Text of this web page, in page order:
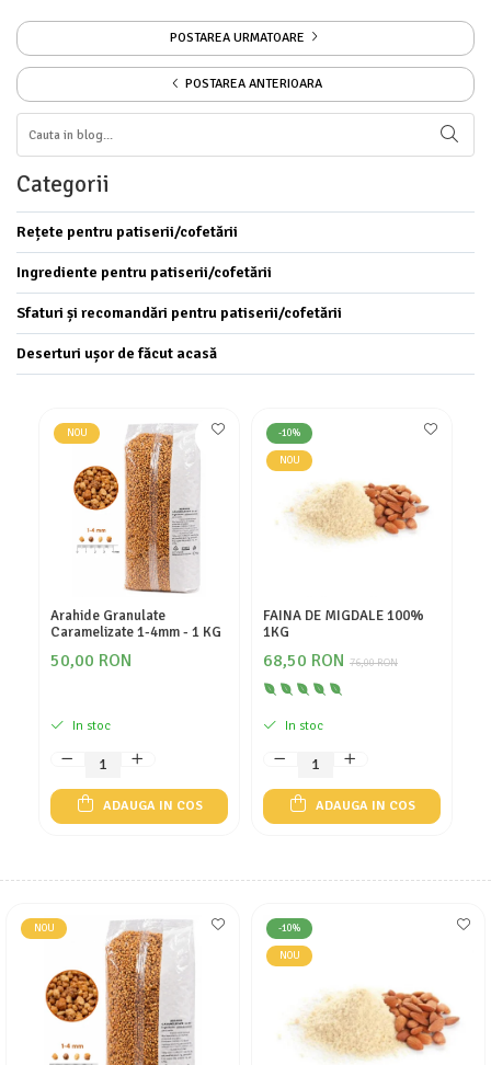
POSTAREA URMATOARE
POSTAREA ANTERIOARA
Categorii
Rețete pentru patiserii/cofetării
Ingrediente pentru patiserii/cofetării
Sfaturi și recomandări pentru patiserii/cofetării
Deserturi ușor de făcut acasă
NOU
Arahide Granulate
Caramelizate 1-4mm - 1 KG
50,00 RON
In stoc
ADAUGA IN COS
-10%
NOU
FAINA DE MIGDALE 100%
1KG
76,00 RON
68,50 RON
In stoc
ADAUGA IN COS
NOU -10%
NOU